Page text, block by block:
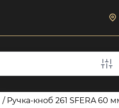
/ Ручка-кноб 261 SFERA